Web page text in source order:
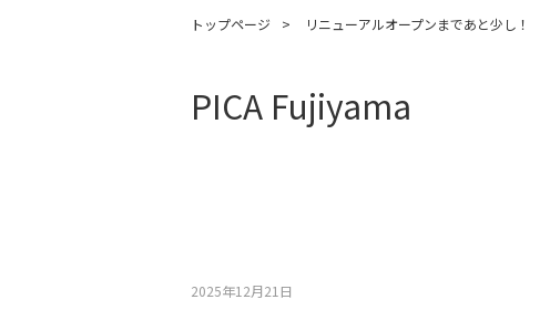
トップページ > リニューアルオープンまであと少し！
PICA Fujiyama
2025年12月21⽇